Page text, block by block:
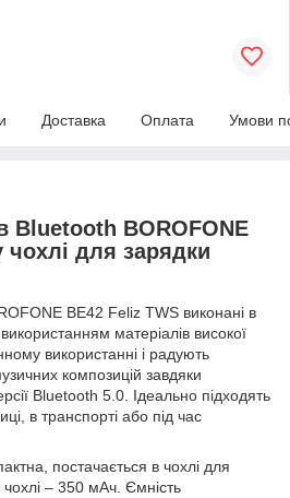
Доставка Оплата Умови
Bluetooth BOROFONE
чохлі для зарядки
BE42 Feliz TWS виконані в
матеріалів високої
використанні і радують
композицій завдяки
Bluetooth 5.0. Ідеально підходять
в транспорті або під час
постачається в чохлі для
– 350 мАч. Ємність